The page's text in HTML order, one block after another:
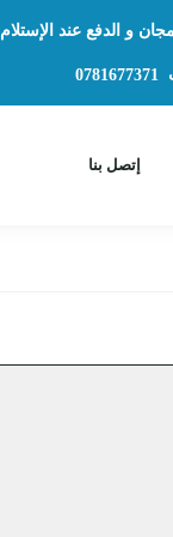
و الدفع عند الإستلام
0781677371
إتصل بنا